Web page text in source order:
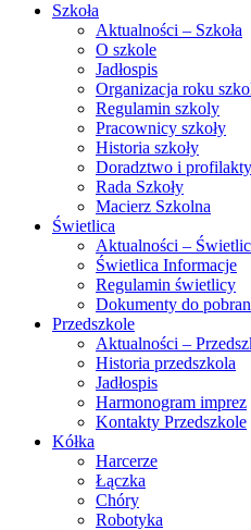
Szkoła
Aktualności – Szkoła
O szkole
Jadłospis
Organizacja roku
Regulamin szkoly
Pracownicy szkoły
Historia szkoły
Doradztwo i
Rada Szkoły
Macierz Szkolna
Świetlica
Aktualności –
Świetlica Informacje
Regulamin świetlicy
Dokumenty do
Przedszkole
Aktualności –
Historia przedszkola
Jadłospis
Harmonogram imprez
Kontakty Przedszkole
Kółka
Harcerze
Łączka
Chóry
Robotyka